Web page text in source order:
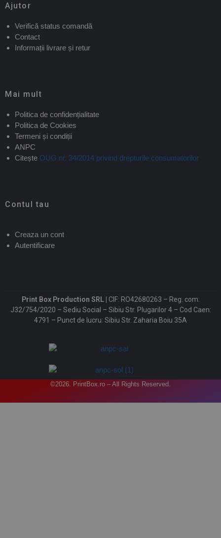
Ajutor
Verifică status comandă
Contact
Informații livrare și retur
Mai mult
Politica de confidențialitate
Politica de Cookies
Termeni și condiții
ANPC
Citește OUG nr. 34/2014 privind drepturile consumatorilor
Contul tau
Creaza un cont
Autentificare
Print Box Production SRL | CIF: RO42680263 – Reg. com:
J32/754/2020 – Sediu Social – Sibiu Str. Plugarilor 4 – Cod Caen:
4791 – Punct de lucru: Sibiu Str. Zaharia Boiu 35A
©2026. PrintBox.ro – All Rights Reserved.